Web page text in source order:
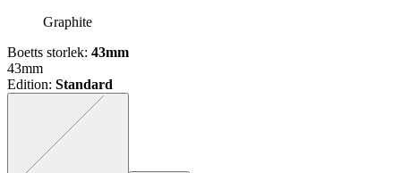
Graphite
Boetts storlek: 43mm
43mm
Edition: Standard
Exakt kombination saknas